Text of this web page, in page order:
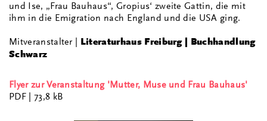
und Ise, „Frau Bauhaus“, Gropius‘ zweite Gattin, die mit
ihm in die Emigration nach England und die USA ging.
Mitveranstalter | Literaturhaus Freiburg
| Buchhandlung
Schwarz
Flyer zur Veranstaltung 'Mutter, Muse und Frau Bauhaus'
PDF| 73,8 kB